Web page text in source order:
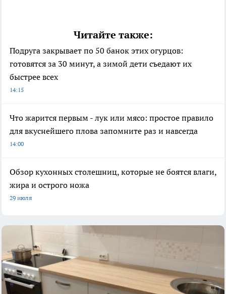
Читайте также:
Подруга закрывает по 50 банок этих огурцов:
готовятся за 30 минут, а зимой дети съедают их
быстрее всех
14:15
Что жарится первым - лук или мясо: простое правило
для вкуснейшего плова запомните раз и навсегда
14:00
Обзор кухонных столешниц, которые не боятся влаги,
жира и острого ножа
29 июля